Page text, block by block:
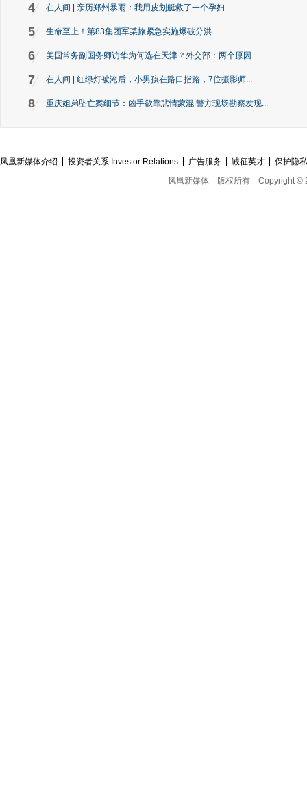
4 在人间 | 亲历郑州暴雨：我用皮划艇救了一个孕妇
5 生命至上！第83集团军某旅紧急实施爆破分洪
6 美国常务副国务卿访华为何选在天津？外交部：两个原因
7 在人间 | 红绿灯被淹后，小男孩在路口指路，7位摄影师...
8 重庆姐弟坠亡案细节：凶手欲靠悲情蒙混 警方现场勘察发现...
凤凰新媒体介绍 投资者关系 Investor Relations 广告服务 诚征英才
保护隐
凤凰新媒体
版权所有 Copyright ©